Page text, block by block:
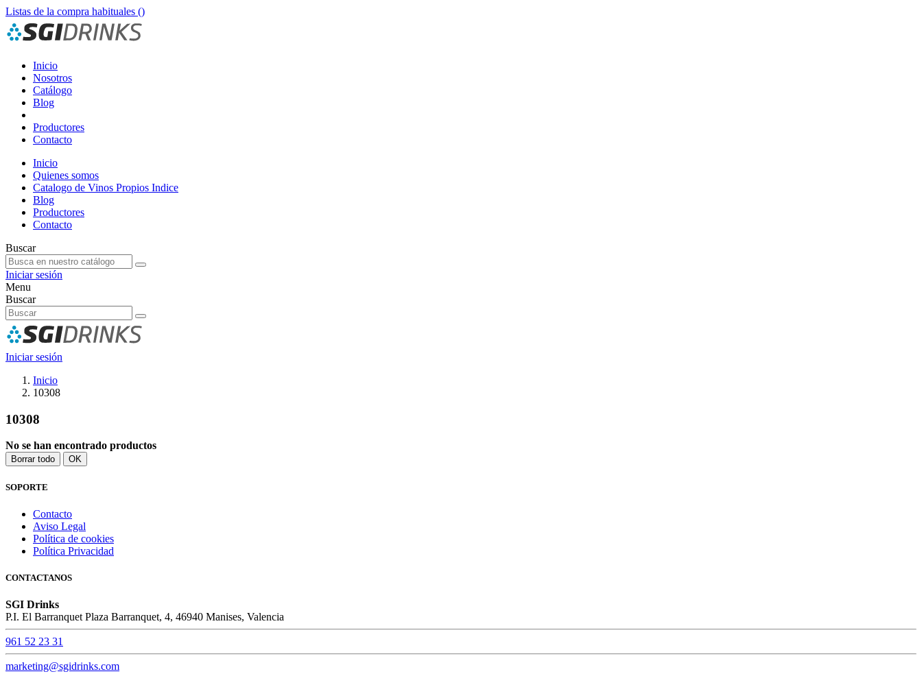
Listas de la compra habituales ()
Inicio
Nosotros
Catálogo
Blog
Productores
Contacto
Inicio
Quienes somos
Catalogo de Vinos Propios Indice
Blog
Productores
Contacto
Buscar
Iniciar sesión
Menu
Buscar
Iniciar sesión
Inicio
10308
10308
No se han encontrado productos
Borrar todo OK
SOPORTE
Contacto
Aviso Legal
Política de cookies
Política Privacidad
CONTACTANOS
SGI Drinks
P.I. El Barranquet Plaza Barranquet, 4, 46940 Manises, Valencia
961 52 23 31
marketing@sgidrinks.com